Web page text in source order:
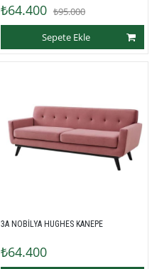
₺64.400 ₺95.000
Sepete Ekle
3A NOBİLYA HUGHES KANEPE
₺64.400